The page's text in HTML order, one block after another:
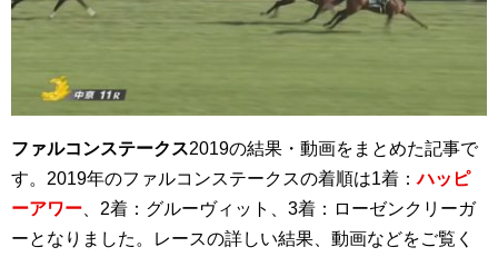
ファルコンステークス2019の結果・動画をまとめた記事で
す。2019年のファルコンステークスの着順は1着：ハッピ
ーアワー 、2着：グルーヴィット、3着：ローゼンクリーガ
ーとなりました。レースの詳しい結果、動画などをご覧く